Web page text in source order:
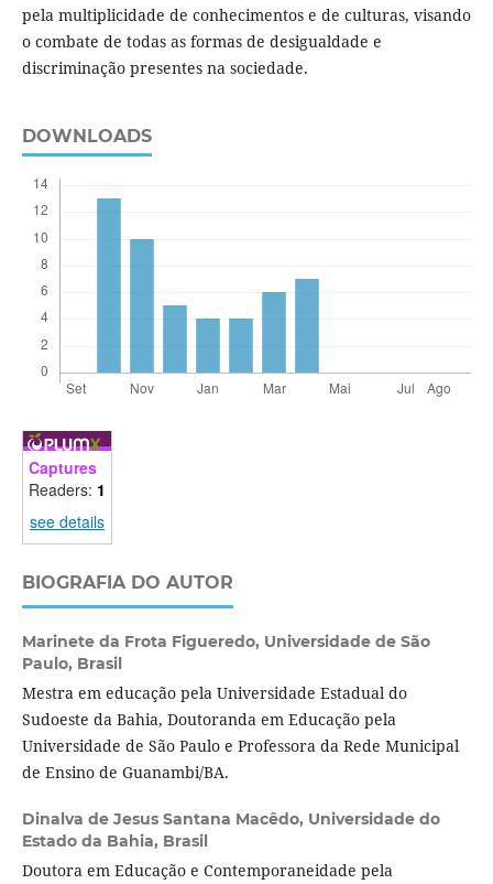
pela multiplicidade de conhecimentos e de culturas, visando
o combate de todas as formas de desigualdade e
discriminação presentes na sociedade.
DOWNLOADS
Captures
Readers: 1
see details
BIOGRAFIA DO AUTOR
Marinete da Frota Figueredo, Universidade de São
Paulo, Brasil
Mestra em educação pela Universidade Estadual do
Sudoeste da Bahia, Doutoranda em Educação pela
Universidade de São Paulo e Professora da Rede Municipal
de Ensino de Guanambi/BA.
Dinalva de Jesus Santana Macêdo, Universidade do
Estado da Bahia, Brasil
Doutora em Educação e Contemporaneidade pela